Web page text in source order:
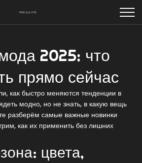
2025: что
прямо сейчас
как быстро меняются тенденции в
модно, но не знать, в какую вещь
разберём самые важные новинки
как их применить без лишних
цвета,